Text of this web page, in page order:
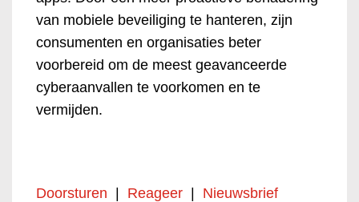
van mobiele beveiliging te hanteren, zijn
consumenten en organisaties beter
voorbereid om de meest geavanceerde
cyberaanvallen te voorkomen en te
vermijden.
Doorsturen | Reageer | Nieuwsbrief